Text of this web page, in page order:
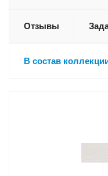
Отзывы
В состав